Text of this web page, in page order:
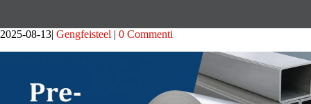
2025-08-13 Gengfeisteel 0 Commenti